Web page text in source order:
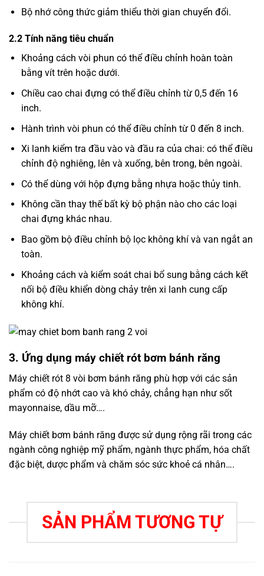
Bộ nhớ công thức giảm thiểu thời gian chuyển đổi.
2.2 Tính năng tiêu chuẩn
Khoảng cách vòi phun có thể điều chỉnh hoàn toàn
bằng vít trên hoặc dưới.
Chiều cao chai đựng có thể điều chỉnh từ 0,5 đến 16
inch.
Hành trình vòi phun có thể điều chỉnh từ 0 đến 8 inch.
Xi lanh kiểm tra đầu vào và đầu ra của chai: có thể điều
chỉnh độ nghiêng, lên và xuống, bên trong, bên ngoài.
Có thể dùng với hộp đựng bằng nhựa hoặc thủy tinh.
Không cần thay thế bất kỳ bộ phận nào cho các loại
chai đựng khác nhau.
Bao gồm bộ điều chỉnh bộ lọc không khí và van ngắt an
toàn.
Khoảng cách và kiểm soát chai bổ sung bằng cách kết
nối bộ điều khiển dòng chảy trên xi lanh cung cấp
không khí.
3. Ứng dụng máy chiết rót bơm bánh răng
Máy chiết rót 8 vòi bơm bánh răng phù hợp với các sản
phẩm có độ nhớt cao và khó chảy, chẳng hạn như sốt
mayonnaise, dầu mỡ….
Máy chiết bơm bánh răng được sử dụng rộng rãi trong các
ngành công nghiệp mỹ phẩm, ngành thực phẩm, hóa chất
đặc biệt, dược phẩm và chăm sóc sức khoẻ cá nhân….
SẢN PHẨM TƯƠNG TỰ